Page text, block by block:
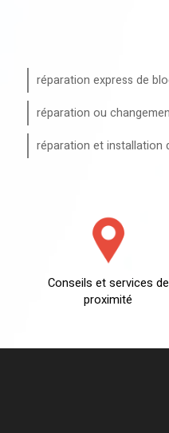
réparation express de
réparation ou
réparation et installation
Conseils et services de
proximité